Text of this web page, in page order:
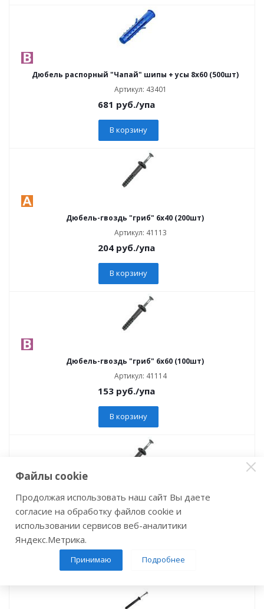
Дюбель распорный "Чапай" шипы + усы 8х60 (500шт)
Артикул: 43401
681 руб./упа
В корзину
Дюбель-гвоздь "гриб" 6х40 (200шт)
Артикул: 41113
204руб./упа
В корзину
Дюбель-гвоздь "гриб" 6х60 (100шт)
Артикул: 41114
153руб./упа
В корзину
Дюбель-гвоздь "гриб" 6х80 (100шт)
Артикул: 42173
В корзину
Файлы cookie
Продолжая использовать наш сайт Вы даете
согласие на обработку файлов cookie и
использовании сервисов веб-аналитики
Яндекс.Метрика.
Принимаю Подробнее